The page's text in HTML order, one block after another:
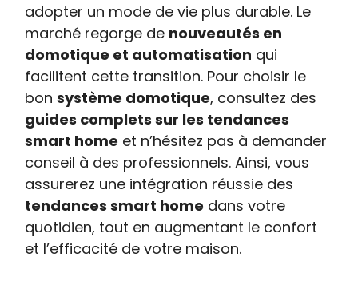
adopter un mode de vie plus durable. Le
marché regorge de nouveautés en
domotique et automatisation qui
facilitent cette transition. Pour choisir le
bonsystème domotique, consultez des
guides complets sur les tendances
smart home et n’hésitez pas à demander
conseil à des professionnels. Ainsi, vous
assurerez une intégration réussie des
tendances smart home dans votre
quotidien, tout en augmentant le confort
et l’efficacité de votre maison.